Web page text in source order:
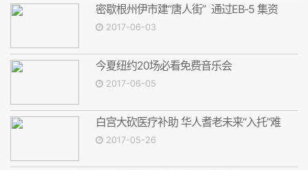
密歇根州伊市建“唐人街” 通过EB-5 集资
2017-06-03
今夏纽约20场必看免费音乐会
2017-06-05
白宫大砍医疗补助 华人耆老未来“入托”难
2017-05-26